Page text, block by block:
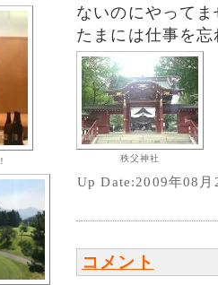
ないのにやって
たまには仕事を
秩父神社
Up Date:2009年08
コメント